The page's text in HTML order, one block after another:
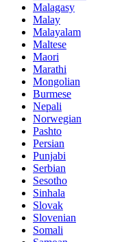
Malagasy
Malay
Malayalam
Maltese
Maori
Marathi
Mongolian
Burmese
Nepali
Norwegian
Pashto
Persian
Punjabi
Serbian
Sesotho
Sinhala
Slovak
Slovenian
Somali